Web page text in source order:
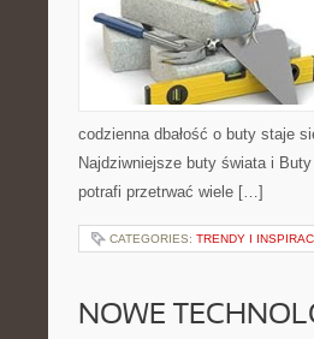
codzienna dbałość o buty staje
Najdziwniejsze buty świata i
potrafi przetrwać wiele […]
CATEGORIES: TRENDY I
NOWE